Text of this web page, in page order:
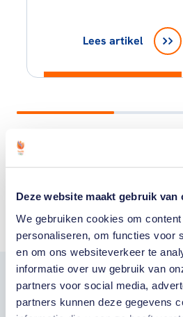
Deze website maakt gebruik van
We gebruiken cookies om
personaliseren, om functies voor
en om ons websiteverkeer te
informatie over uw gebruik van
partners voor social media,
partners kunnen deze gegevens
Lees artikel
Word fan van